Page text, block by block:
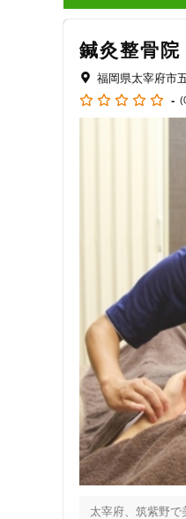
鍼灸整骨
福岡県太宰府市
-
太宰府、筑紫野